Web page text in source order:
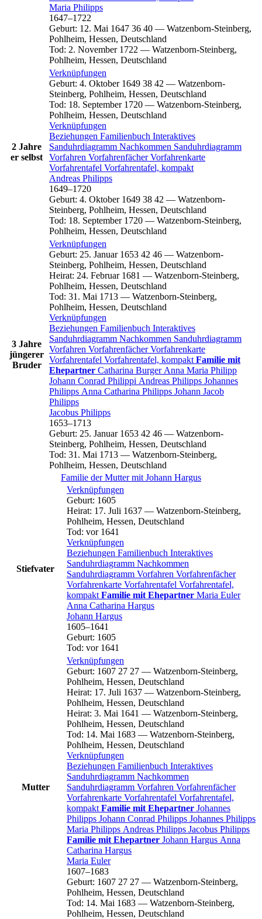
Maria Philipps
1647–1722
Geburt: 12. Mai 1647 36 40 — Watzenborn-Steinberg,
Pohlheim, Hessen, Deutschland
Tod: 2. November 1722 — Watzenborn-Steinberg,
Pohlheim, Hessen, Deutschland
2 Jahre
er selbst
Verknüpfungen
Geburt: 4. Oktober 1649 38 42 — Watzenborn-
Steinberg, Pohlheim, Hessen, Deutschland
Tod: 18. September 1720 — Watzenborn-Steinberg,
Pohlheim, Hessen, Deutschland
Verknüpfungen
Beziehungen Familienbuch Interaktives
Sanduhrdiagramm Nachkommen Sanduhrdiagramm
Vorfahren VorfahrenfächerVorfahrenkarte
Vorfahrentafel Vorfahrentafel, kompakt
Andreas Philipps
1649–1720
Geburt: 4. Oktober 1649 38 42 — Watzenborn-
Steinberg, Pohlheim, Hessen, Deutschland
Tod: 18. September 1720 — Watzenborn-Steinberg,
Pohlheim, Hessen, Deutschland
3 Jahre
jüngerer
Bruder
Verknüpfungen
Geburt: 25. Januar 1653 42 46 — Watzenborn-
Steinberg, Pohlheim, Hessen, Deutschland
Heirat: 24. Februar 1681 — Watzenborn-Steinberg,
Pohlheim, Hessen, Deutschland
Tod: 31. Mai 1713 — Watzenborn-Steinberg,
Pohlheim, Hessen, Deutschland
Verknüpfungen
Beziehungen Familienbuch Interaktives
Sanduhrdiagramm Nachkommen Sanduhrdiagramm
Vorfahren VorfahrenfächerVorfahrenkarte
Vorfahrentafel Vorfahrentafel, kompakt Familie mit
Ehepartner Catharina Burger Anna Maria Philipp
Johann Conrad Philippi Andreas Philipps Johannes
Philipps Anna Catharina Philipps Johann Jacob
Philipps
Jacobus Philipps
1653–1713
Geburt: 25. Januar 1653 42 46 — Watzenborn-
Steinberg, Pohlheim, Hessen, Deutschland
Tod: 31. Mai 1713 — Watzenborn-Steinberg,
Pohlheim, Hessen, Deutschland
Familie der Mutter mit Johann Hargus
Stiefvater
Verknüpfungen
Geburt: 1605
Heirat: 17. Juli 1637 — Watzenborn-Steinberg,
Pohlheim, Hessen, Deutschland
Tod: vor 1641
Verknüpfungen
Beziehungen Familienbuch Interaktives
Sanduhrdiagramm Nachkommen
Sanduhrdiagramm Vorfahren Vorfahrenfächer
Vorfahrenkarte Vorfahrentafel Vorfahrentafel,
kompakt Familie mit Ehepartner Maria Euler
Anna Catharina Hargus
Johann Hargus
1605–1641
Geburt: 1605
Tod: vor 1641
Mutter
Verknüpfungen
Geburt: 1607 27 27 — Watzenborn-Steinberg,
Pohlheim, Hessen, Deutschland
Heirat: 17. Juli 1637 — Watzenborn-Steinberg,
Pohlheim, Hessen, Deutschland
Heirat: 3. Mai 1641 — Watzenborn-Steinberg,
Pohlheim, Hessen, Deutschland
Tod: 14. Mai 1683 — Watzenborn-Steinberg,
Pohlheim, Hessen, Deutschland
Verknüpfungen
Beziehungen Familienbuch Interaktives
Sanduhrdiagramm Nachkommen
Sanduhrdiagramm Vorfahren Vorfahrenfächer
Vorfahrenkarte Vorfahrentafel Vorfahrentafel,
kompakt Familie mit Ehepartner Johannes
Philipps Johann Conrad Philipps Johannes Philipps
Maria Philipps Andreas Philipps Jacobus Philipps
Familie mit Ehepartner Johann Hargus Anna
Catharina Hargus
Maria Euler
1607–1683
Geburt: 1607 27 27 — Watzenborn-Steinberg,
Pohlheim, Hessen, Deutschland
Tod: 14. Mai 1683 — Watzenborn-Steinberg,
Pohlheim, Hessen, Deutschland